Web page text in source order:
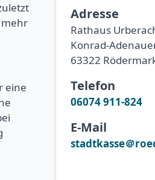
eine
Adresse
Rathaus
Konrad-
63322
Telefon
06074 911-824
E-Mail
stadtkasse＠